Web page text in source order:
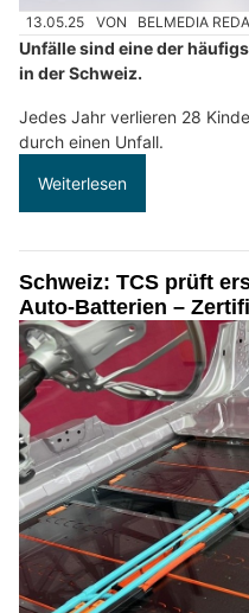
13.05.25 VON BELMEDIA
Unfälle sind eine der
in der Schweiz.
Jedes Jahr verlieren 28
durch einen Unfall.
Weiterlesen
Schweiz: TCS prüft
Auto-Batterien –